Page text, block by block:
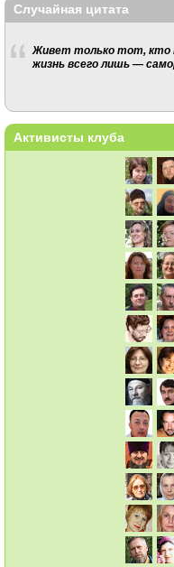
Случайная цитата
Живет только тот, кто
жизнь всего лишь —
Активисты клуба